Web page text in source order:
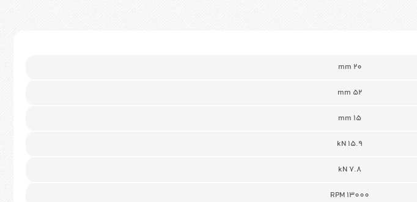
mm 20
mm 52
mm 15
kN 15.9
kN 7.8
RPM 13000